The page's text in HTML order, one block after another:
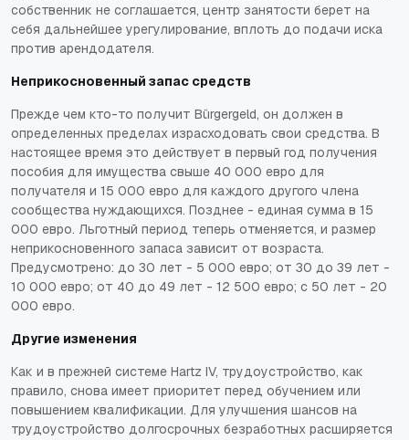
собственник не соглашается, центр занятости берет на
себя дальнейшее урегулирование, вплоть до подачи иска
против арендодателя.
Неприкосновенный запас средств
Прежде чем кто-то получит Bürgergeld, он должен в
определенных пределах израсходовать свои средства. В
настоящее время это действует в первый год получения
пособия для имущества свыше 40 000 евро для
получателя и 15 000 евро для каждого другого члена
сообщества нуждающихся. Позднее - единая сумма в 15
000 евро. Льготный период теперь отменяется, и размер
неприкосновенного запаса зависит от возраста.
Предусмотрено: до 30 лет - 5 000 евро; от 30 до 39 лет -
10 000 евро; от 40 до 49 лет - 12 500 евро; с 50 лет - 20
000 евро.
Другие изменения
Как и в прежней системе Hartz IV, трудоустройство, как
правило, снова имеет приоритет перед обучением или
повышением квалификации. Для улучшения шансов на
трудоустройство долгосрочных безработных расширяется